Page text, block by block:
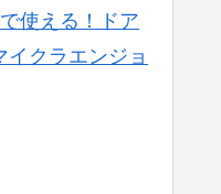
使える！ドア
イクラエンジョ